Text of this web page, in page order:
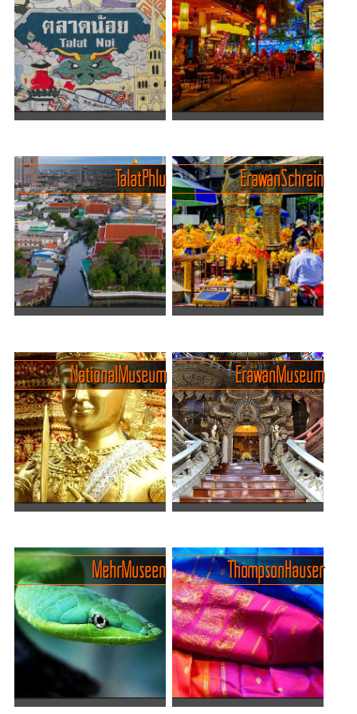
– aber kaum eines so
buchstäblich! Der
MahaNakhon Tower,
entworfen vom deutschen
Architekten Ole Scheeren,
ist mehr als n...
Metropole, die niemals
schläft, und ein Ort, an dem
der Verkehr, die Märkte und
die unaufhörlichen
Geräusche der Stadt das t...
Streetart
Wenn Bangkok ein Mosaik
aus Gegensätzen ist, dann
ist Talat Noi (ตลาดน้อย )
eines der ältesten, farben...
Wer nach Bangkok kommt,
landet früher oder später an
der Khaosan Road. Sie ist
laut, wild, neonbunt und so
etwas wie der Backpacker-
Olymp. Doch wer na...
Geschichten und Gleise
Talat Phlu ist eines dieser
Viertel, bei denen man nicht
versteht, warum Bangkok
ständig versucht, modern
und cool zu wirken, wenn es
eigentlich längs...
Talat Phlu
Der Erawan-Schrein, auch
als "Thao Maha Phrom"
bekannt, ist eine der
bekanntesten religiösen
Stätten in Bangkok, der
pulsierenden Hauptstadt
Thailands...
Erawan Schrein
In dieser lebendigen
Metropole verbergen sich
zahlreiche Museen, die von
prunkvollen Palästen bis zu
intimen Galerien reichen und
ein breites Spektrum...
National Museum
dreiköpfigen Elefanten
Ein Elefant mit drei Köpfen,
so groß wie ein Hochhaus –
und darin ein Museum voller
Mythen, Religion und Kunst.
Das Erawan Museum bei
Bangkok ist kein...
Erawan Museum
Mehr Museen Thompson Häuser